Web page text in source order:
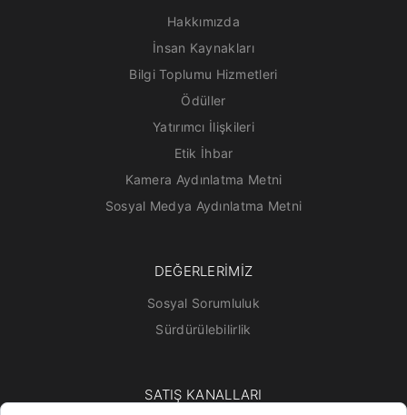
Hakkımızda
İnsan Kaynakları
Bilgi Toplumu Hizmetleri
Ödüller
Yatırımcı İlişkileri
Etik İhbar
Kamera Aydınlatma Metni
Sosyal Medya Aydınlatma Metni
DEĞERLERİMİZ
Sosyal Sorumluluk
Sürdürülebilirlik
SATIŞ KANALLARI